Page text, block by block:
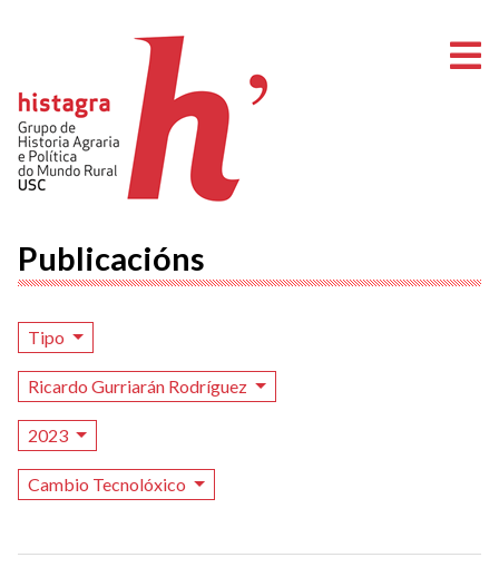
Publicacións
Tipo
Ricardo Gurriarán Rodríguez
2023
Cambio Tecnolóxico